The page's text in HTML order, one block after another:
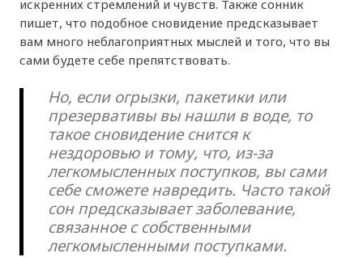
искренних стремлений и чувств. Также сонник
пишет, что подобное сновидение предсказывает
вам много неблагоприятных мыслей и того, что вы
сами будете себе препятствовать.
Но, если огрызки, пакетики или
презервативы вы нашли в воде, то
такое сновидение снится к
нездоровью и тому, что, из-за
легкомысленных поступков, вы сами
себе сможете навредить. Часто такой
сон предсказывает заболевание,
связанное с собственными
легкомысленными поступками.